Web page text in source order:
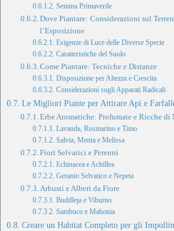
Semina Primaverile
Dove Piantare: Considerazioni sul
l’Esposizione
Esigenze di Luce delle Diverse Specie
Caratteristiche del Suolo
Come Piantare: Tecniche e Distanze
Disposizione per Altezza e Crescita
Considerazioni sugli Apparati Radicali
Le Migliori Piante per Attirare Api e
Erbe Aromatiche: Profumate e Ricche di
Lavanda, Rosmarino e Timo
Salvia, Menta e Melissa
Fiori Selvatici e Perenni
Echinacea e Achillea
Geranio Selvatico e Nepeta
Arbusti e Alberi da Fiore
Buddleja e Viburno
Sambuco e Mahonia
Creare un Habitat Completo per gli